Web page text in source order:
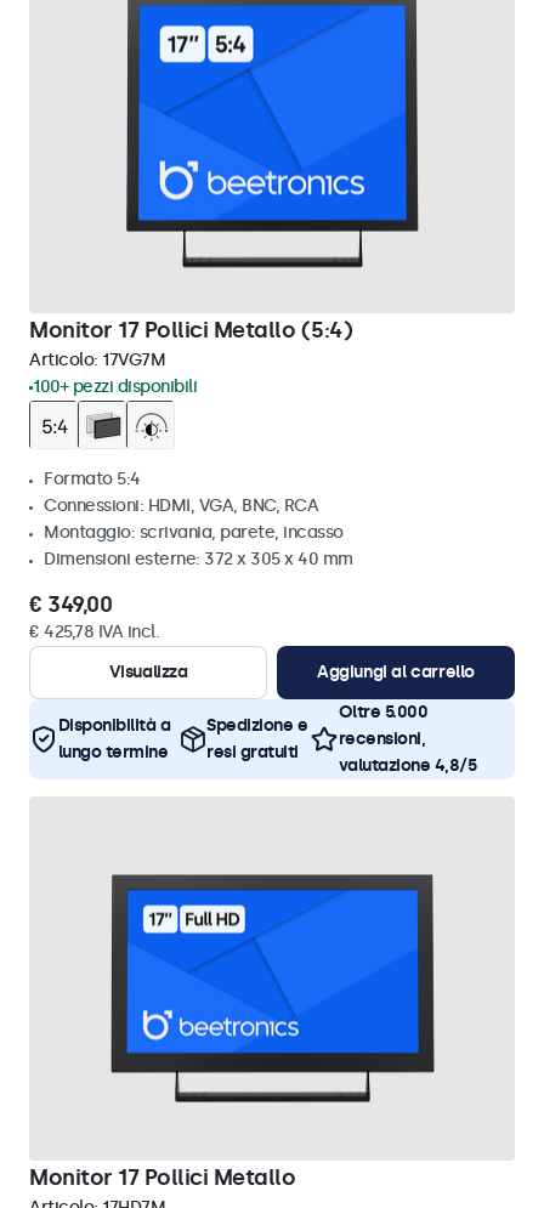
Monitor 17 Pollici Metallo (5:4)
Articolo: 17VG7M
100+ pezzi disponibili
Formato 5:4
Connessioni: HDMI, VGA, BNC, RCA
Montaggio: scrivania, parete, incasso
Dimensioni esterne: 372 x 305 x 40 mm
€ 349,00
€ 425,78 IVA incl.
Visualizza
Aggiungi al carrello
Disponibilità a
lungo termine
Spedizione e
resi gratuiti
Oltre 5.000
recensioni,
valutazione 4,8/5
Monitor 17 Pollici Metallo